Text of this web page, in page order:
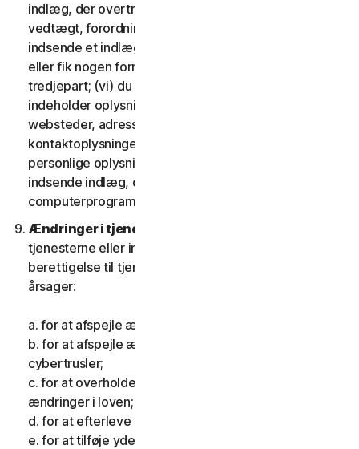
indlæg, der overtræder nogen gældende lov,
vedtægt, forordning eller forskrift; (v) du vil ikke
indsende et indlæg, som du blev kompenseret for
eller fik nogen form for vederlag for af nogen
tredjepart; (vi) du vil ikke indsende indlæg, der
indeholder oplysninger, der refererer til andre
websteder, adresser, mailadresser,
kontaktoplysninger, telefonnumre eller andre
personlige oplysninger for nogen; og (vii) du vil ikke
indsende indlæg, der indeholder potentielt skadelige
computerprogrammer eller filer.
Ændringer i tjenesterne.
tjenesterne eller indføre eller variere kriterierne for
berettigelse til tjenesterne af en eller flere følgende
årsager:
a. for at afspejle ændringer i teknologien;
b. for at afspejle ændringer i karakteren af
cybertrusler;
c. for at overholde gældende lovgivning og afspejle
ændringer i loven;
d. for at efterleve krav pålagt af et tilsynsorgan;
e. for at tilføje yderligere funktionalitet;